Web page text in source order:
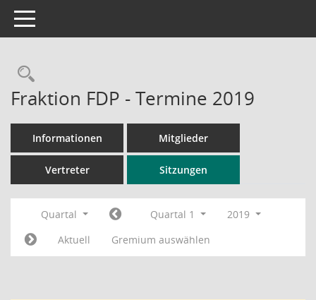
Toggle navigation
Rechercheauswahl
Fraktion FDP - Termine 2019
Informationen Mitglieder
Vertreter Sitzungen
Quartal Quartal 1
2019
Aktuell
Gremium auswählen